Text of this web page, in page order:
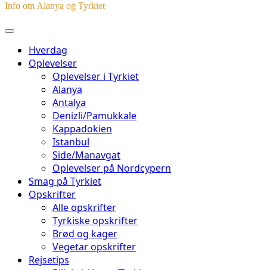
Info om Alanya og Tyrkiet
Hverdag
Oplevelser
Oplevelser i Tyrkiet
Alanya
Antalya
Denizli/Pamukkale
Kappadokien
Istanbul
Side/Manavgat
Oplevelser på Nordcypern
Smag på Tyrkiet
Opskrifter
Alle opskrifter
Tyrkiske opskrifter
Brød og kager
Vegetar opskrifter
Rejsetips